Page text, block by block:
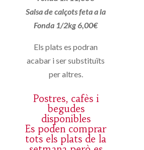
Salsa de calçots feta a la
Fonda 1/2kg 6,00€
Els plats es podran
acabar i ser substituïts
per altres.
Postres, cafès i
begudes
disponibles
Es poden comprar
tots els plats de la